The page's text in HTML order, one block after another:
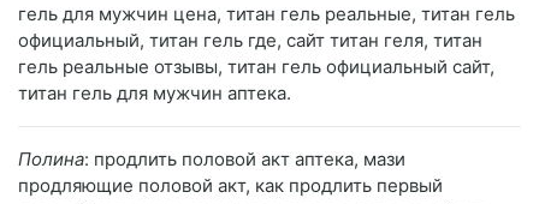
гель для мужчин цена, титан гель реальные, титан гель
официальный, титан гель где, сайт титан геля, титан
гель реальные отзывы, титан гель официальный сайт,
титан гель для мужчин аптека.
Полина: продлить половой акт аптека, мази
продляющие половой акт, как продлить первый